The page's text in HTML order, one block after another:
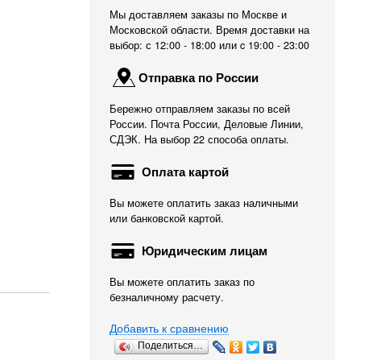
Мы доставляем заказы по Москве и
Московской области. Время доставки на
выбор: с 12:00 - 18:00 или c 19:00 - 23:00
Отправка по России
Бережно отправляем заказы по всей
России. Почта России, Деловые Линии,
СДЭК. На выбор 22 способа оплаты.
Оплата картой
Вы можете оплатить заказ наличными
или банковской картой.
Юридическим лицам
Вы можете оплатить заказ по
безналичному расчету.
Добавить к сравнению
Поделиться…